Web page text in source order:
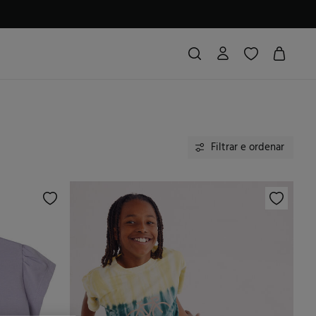
Filtrar e ordenar